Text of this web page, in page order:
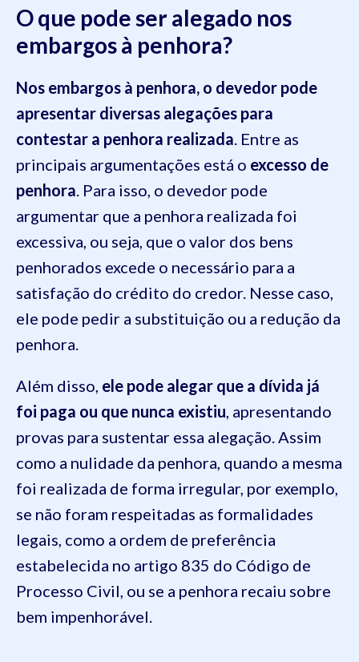
O que pode ser alegado nos
embargos à penhora?
Nos embargos à penhora, o devedor pode
apresentar diversas alegações para
contestar a penhora realizada. Entre as
principais argumentações está o excesso de
penhora. Para isso, o devedor pode
argumentar que a penhora realizada foi
excessiva, ou seja, que o valor dos bens
penhorados excede o necessário para a
satisfação do crédito do credor. Nesse caso,
ele pode pedir a substituição ou a redução da
penhora.
Além disso, ele pode alegar que a dívida já
foi paga ou que nunca existiu, apresentando
provas para sustentar essa alegação. Assim
como a nulidade da penhora, quando a mesma
foi realizada de forma irregular, por exemplo,
se não foram respeitadas as formalidades
legais, como a ordem de preferência
estabelecida no artigo 835 do Código de
Processo Civil, ou se a penhora recaiu sobre
bem impenhorável.